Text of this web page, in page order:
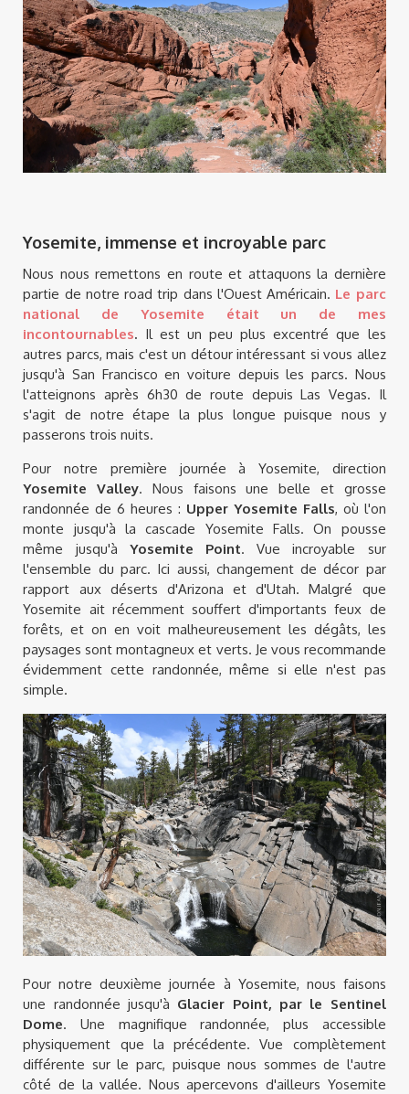
Yosemite, immense et incroyable parc
Nous nous remettons en route et attaquons la dernière
partie de notre road trip dans l'Ouest Américain. Le parc
national de Yosemite était un de mes
incontournables. Il est un peu plus excentré que les
autres parcs, mais c'est un détour intéressant si vous allez
jusqu'à San Francisco en voiture depuis les parcs. Nous
l'atteignons après 6h30 de route depuis Las Vegas. Il
s'agit de notre étape la plus longue puisque nous y
passerons trois nuits.
Pour notre première journée à Yosemite, direction
Yosemite Valley. Nous faisons une belle et grosse
randonnée de 6 heures : Upper Yosemite Falls, où l'on
monte jusqu'à la cascade Yosemite Falls. On pousse
même jusqu'à Yosemite Point. Vue incroyable sur
l'ensemble du parc. Ici aussi, changement de décor par
rapport aux déserts d'Arizona et d'Utah. Malgré que
Yosemite ait récemment souffert d'importants feux de
forêts, et on en voit malheureusement les dégâts, les
paysages sont montagneux et verts. Je vous recommande
évidemment cette randonnée, même si elle n'est pas
simple.
Pour notre deuxième journée à Yosemite, nous faisons
une randonnée jusqu'à Glacier Point, par le Sentinel
Dome. Une magnifique randonnée, plus accessible
physiquement que la précédente. Vue complètement
différente sur le parc, puisque nous sommes de l'autre
côté de la vallée. Nous apercevons d'ailleurs Yosemite